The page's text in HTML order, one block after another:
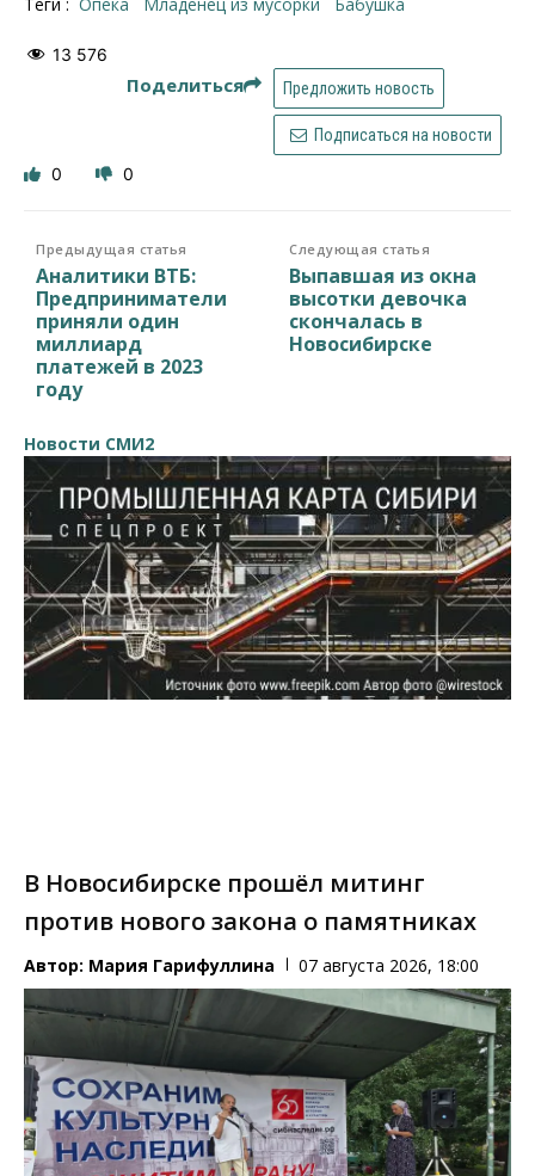
13 576
Поделиться Предложить новость
Подписаться на новости
0 0
Предыдущая статья
Аналитики ВТБ:
Предприниматели
приняли один
миллиард
платежей в 2023
году
Следующая статья
Выпавшая из окна
высотки девочка
скончалась в
Новосибирске
Новости СМИ2
В Новосибирске прошёл митинг
против нового закона о памятниках
Автор: Мария Гарифуллина 07 августа 2026, 18:00